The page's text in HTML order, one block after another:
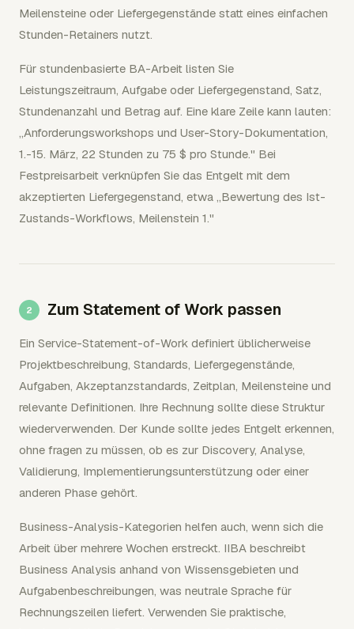
Meilensteine oder Liefergegenstände statt eines einfachen
Stunden-Retainers nutzt.
Für stundenbasierte BA-Arbeit listen Sie
Leistungszeitraum, Aufgabe oder Liefergegenstand, Satz,
Stundenanzahl und Betrag auf. Eine klare Zeile kann lauten:
„Anforderungsworkshops und User-Story-Dokumentation,
1.-15. März, 22 Stunden zu 75 $ pro Stunde." Bei
Festpreisarbeit verknüpfen Sie das Entgelt mit dem
akzeptierten Liefergegenstand, etwa „Bewertung des Ist-
Zustands-Workflows, Meilenstein 1."
Zum Statement of Work passen
Ein Service-Statement-of-Work definiert üblicherweise
Projektbeschreibung, Standards, Liefergegenstände,
Aufgaben, Akzeptanzstandards, Zeitplan, Meilensteine und
relevante Definitionen. Ihre Rechnung sollte diese Struktur
wiederverwenden. Der Kunde sollte jedes Entgelt erkennen,
ohne fragen zu müssen, ob es zur Discovery, Analyse,
Validierung, Implementierungsunterstützung oder einer
anderen Phase gehört.
Business-Analysis-Kategorien helfen auch, wenn sich die
Arbeit über mehrere Wochen erstreckt. IIBA beschreibt
Business Analysis anhand von Wissensgebieten und
Aufgabenbeschreibungen, was neutrale Sprache für
Rechnungszeilen liefert. Verwenden Sie praktische,